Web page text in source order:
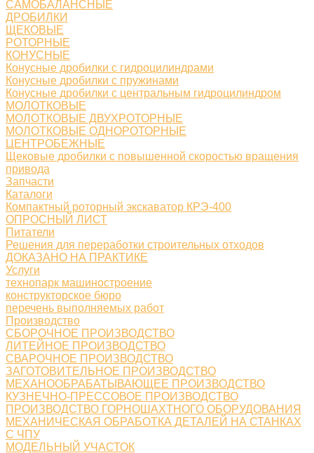
САМОБАЛАНСНЫЕ
ДРОБИЛКИ
ЩЕКОВЫЕ
РОТОРНЫЕ
КОНУСНЫЕ
Конусные дробилки с гидроцилиндрами
Конусные дробилки с пружинами
Конусные дробилки с центральным гидроцилиндром
МОЛОТКОВЫЕ
МОЛОТКОВЫЕ ДВУХРОТОРНЫЕ
МОЛОТКОВЫЕ ОДНОРОТОРНЫЕ
ЦЕНТРОБЕЖНЫЕ
Щековые дробилки с повышенной скоростью вращения
привода
Запчасти
Каталоги
Компактный роторный экскаватор КРЭ-400
ОПРОСНЫЙ ЛИСТ
Питатели
Решения для переработки строительных отходов
ДОКАЗАНО НА ПРАКТИКЕ
Услуги
технопарк машиностроение
конструкторское бюро
перечень выполняемых работ
Производство
СБОРОЧНОЕ ПРОИЗВОДСТВО
ЛИТЕЙНОЕ ПРОИЗВОДСТВО
СВАРОЧНОЕ ПРОИЗВОДСТВО
ЗАГОТОВИТЕЛЬНОЕ ПРОИЗВОДСТВО
МЕХАНООБРАБАТЫВАЮЩЕЕ ПРОИЗВОДСТВО
КУЗНЕЧНО-ПРЕССОВОЕ ПРОИЗВОДСТВО
ПРОИЗВОДСТВО ГОРНОШАХТНОГО ОБОРУДОВАНИЯ
МЕХАНИЧЕСКАЯ ОБРАБОТКА ДЕТАЛЕЙ НА СТАНКАХ
С ЧПУ
МОДЕЛЬНЫЙ УЧАСТОК